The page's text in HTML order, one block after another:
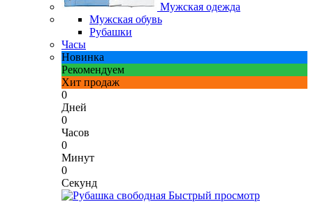
Мужская одежда
Мужская обувь
Рубашки
Часы
Новинка
Рекомендуем
Хит продаж
0
Дней
0
Часов
0
Минут
0
Секунд
Быстрый просмотр